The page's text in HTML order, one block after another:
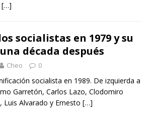
[…]
socialistas en 1979 y su
década después
Cheo 0
socialista en 1989. De izquierda a
Garretón, Carlos Lazo, Clodomiro
Luis Alvarado y Ernesto […]